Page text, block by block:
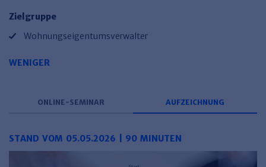
Zielgruppe
Wohnungseigentumsverwalter
WENIGER
ONLINE-SEMINAR AUFZEICHNUNG
STAND VOM 05.05.2026 | 90 MINUTEN